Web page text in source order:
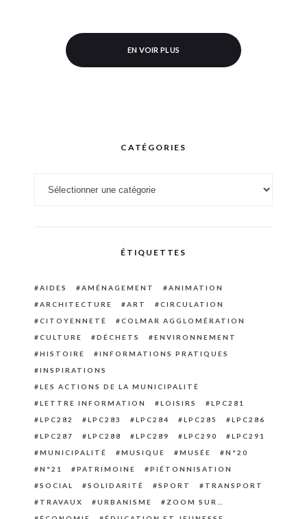
EN VOIR PLUS
CATÉGORIES
ÉTIQUETTES
AIDES AMÉNAGEMENT
ANIMATION
ARCHITECTURE
ART
CIRCULATION
CITOYENNETÉ
COLMAR AGGLOMÉRATION
CULTURE
DÉCHETS
ENVIRONNEMENT
HISTOIRE
INFORMATIONS PRATIQUES
INSPIRATIONS
LES ACTIONS DE LA MUNICIPALITÉ
LETTRE INFORMATION
LOISIRS
LPC281
LPC282
LPC283 LPC284 LPC285
LPC286
LPC287
LPC288 LPC289 LPC290
LPC291
MUNICIPALITÉ
MUSIQUE MUSÉE
N°20
N°21
PATRIMOINE
PIÉTONNISATION
SOCIAL
SOLIDARITÉ SPORT
TRANSPORT
TRAVAUX
URBANISME
ZOOM SUR…